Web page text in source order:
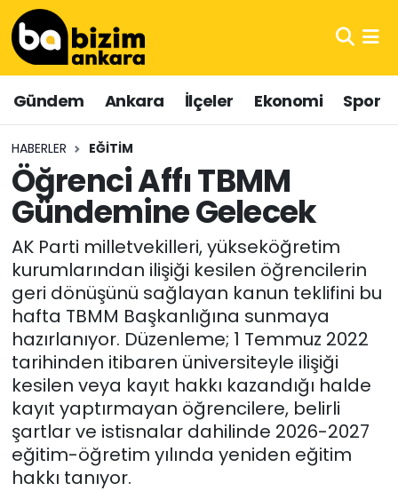
Gündem Ankara İlçeler Ekonomi Spor
HABERLER EĞITIM
Öğrenci Affı TBMM
Gündemine Gelecek
AK Parti milletvekilleri, yükseköğretim
kurumlarından ilişiği kesilen öğrencilerin
geri dönüşünü sağlayan kanun teklifini bu
hafta TBMM Başkanlığına sunmaya
hazırlanıyor. Düzenleme; 1 Temmuz 2022
tarihinden itibaren üniversiteyle ilişiği
kesilen veya kayıt hakkı kazandığı halde
kayıt yaptırmayan öğrencilere, belirli
şartlar ve istisnalar dahilinde 2026-2027
eğitim-öğretim yılında yeniden eğitim
hakkı tanıyor.
Hava Durumu
Trafik Durumu
Süper Lig Puan Durumu ve Fikstür
Tüm Manşetler
Son Dakika Haberleri
Haber Arşivi